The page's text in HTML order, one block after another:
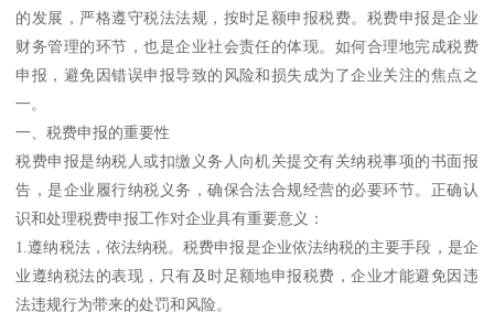
的发展，严格遵守税法法规，按时足额申报税费。税费申报是企业
财务管理的环节，也是企业社会责任的体现。如何合理地完成税费
申报，避免因错误申报导致的风险和损失成为了企业关注的焦点之
一。
一、税费申报的重要性
税费申报是纳税人或扣缴义务人向机关提交有关纳税事项的书面报
告，是企业履行纳税义务，确保合法合规经营的必要环节。正确认
识和处理税费申报工作对企业具有重要意义：
1.遵纳税法，依法纳税。税费申报是企业依法纳税的主要手段，是企
业遵纳税法的表现，只有及时足额地申报税费，企业才能避免因违
法违规行为带来的处罚和风险。